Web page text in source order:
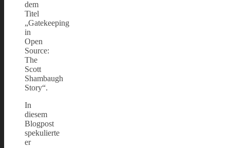
dem
Titel
„Gatekeeping
in
Open
Source:
The
Scott
Shambaugh
Story“.
In
diesem
Blogpost
spekulierte
er